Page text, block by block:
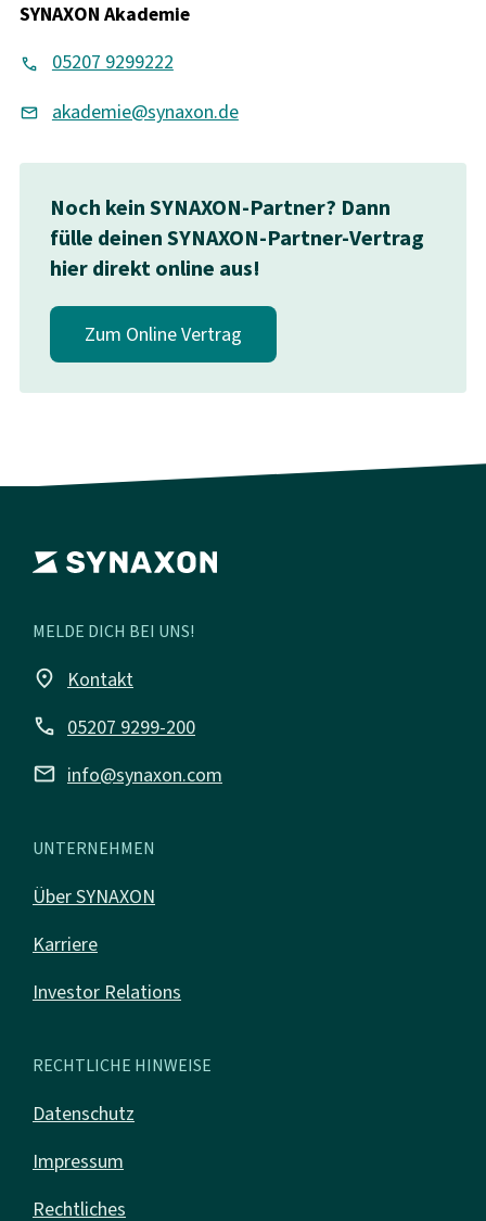
SYNAXON Akademie
05207 9299222
akademie@synaxon.de
Noch kein SYNAXON-Partner? Dann
fülle deinen SYNAXON-Partner-Vertrag
hier direkt online aus!
Zum Online Vertrag
MELDE DICH BEI UNS!
place Kontakt
call 05207 9299-200
mail info@synaxon.com
UNTERNEHMEN
Über SYNAXON
Karriere
Investor Relations
RECHTLICHE HINWEISE
Datenschutz
Impressum
Rechtliches